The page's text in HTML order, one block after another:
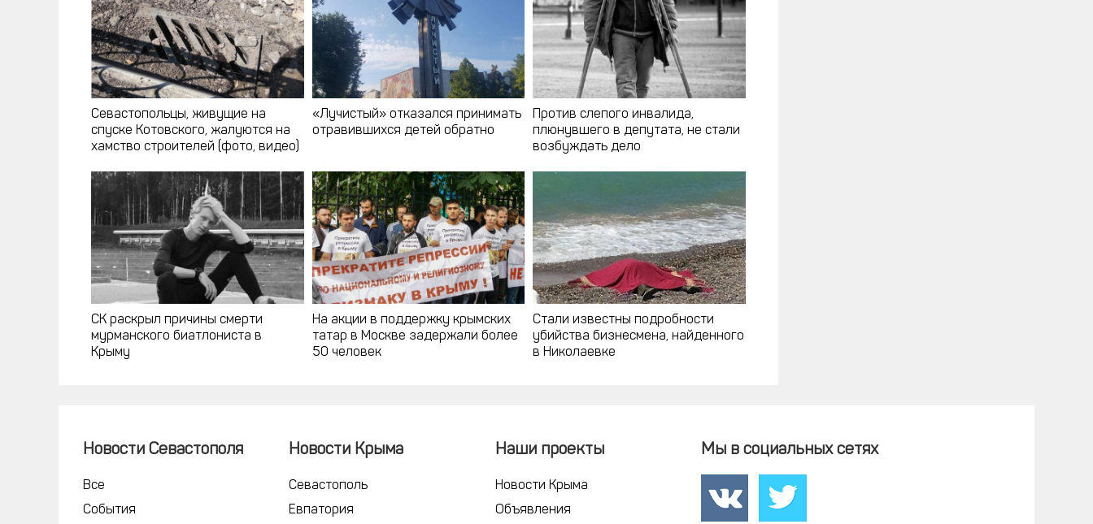
Севастопольцы, живущие на
спуске Котовского, жалуются на
хамство строителей (фото, видео)
«Лучистый» отказался принимать
отравившихся детей обратно
Против слепого инвалида,
плюнувшего в депутата, не стали
возбуждать дело
СК раскрыл причины смерти
мурманского биатлониста в
Крыму
На акции в поддержку крымских
татар в Москве задержали более
50 человек
Стали известны подробности
убийства бизнесмена, найденного
в Николаевке
Новости Севастополя
Все
События
Новости Крыма
Севастополь
Евпатория
Наши проекты
Новости Крыма
Объявления
Мы в социальных сетях